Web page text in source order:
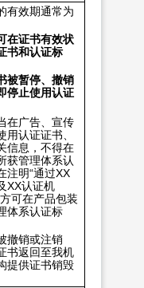
有效期通常为
在证书有效状
书和认证标
被暂停、撤销
停止使用认证
在广告、宣传
用认证证书、
信息，不得在
获管理体系认
注明“通过XX
XX认证机
可在产品包装
体系认证标
撤销或注销
书返回至我机
提供证书销毁